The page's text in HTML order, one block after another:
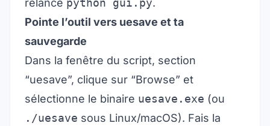
relance python gui.py.
Pointe l’outil vers uesave et ta
sauvegarde
Dans la fenêtre du script, section
“uesave”, clique sur “Browse” et
sélectionne le binaire uesave.exe (ou
./uesave sous Linux/macOS). Fais la